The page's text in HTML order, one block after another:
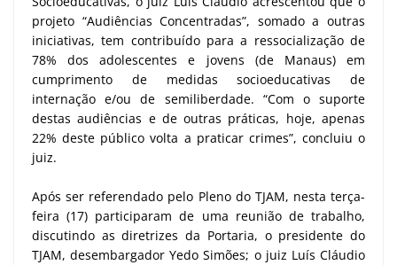
projeto “Audiências Concentradas”, somado a outras
iniciativas, tem contribuído para a ressocialização de
78% dos adolescentes e jovens (de Manaus) em
cumprimento de medidas socioeducativas de
internação e/ou de semiliberdade. “Com o suporte
destas audiências e de outras práticas, hoje, apenas
22% deste público volta a praticar crimes”, concluiu o
juiz.
Após ser referendado pelo Pleno do TJAM, nesta terça-
feira (17) participaram de uma reunião de trabalho,
discutindo as diretrizes da Portaria, o presidente do
TJAM, desembargador Yedo Simões; o juiz Luís Cláudio